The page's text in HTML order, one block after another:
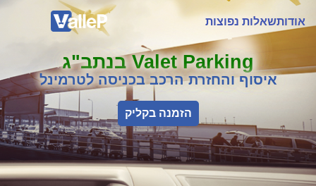
אודותשאלות נפוצות
Valet Parking בנתב"ג
איסוף והחזרת הרכב בכניסה לטרמינל
הזמנה בקליק